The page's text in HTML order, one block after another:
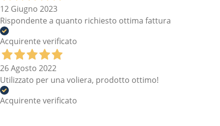
12 Giugno 2023
Rispondente a quanto richiesto ottima fattura
Acquirente verificato
26 Agosto 2022
Utilizzato per una voliera, prodotto ottimo!
Acquirente verificato